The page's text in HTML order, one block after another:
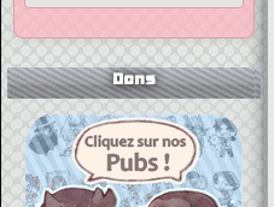
Dons